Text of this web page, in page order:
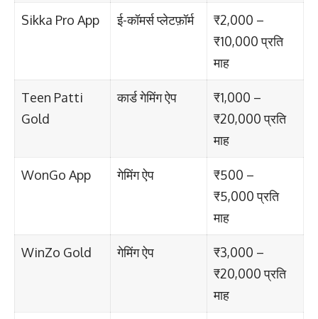
Sikka Pro App ई-कॉमर्स प्लेटफ़ॉर्म
₹2,000 –
₹10,000 प्रति
माह
Teen Patti
Gold
कार्ड गेमिंग ऐप
₹1,000 –
₹20,000 प्रति
माह
WonGo App गेमिंग ऐप
₹500 –
₹5,000 प्रति
माह
WinZo Gold गेमिंग ऐप
₹3,000 –
₹20,000 प्रति
माह